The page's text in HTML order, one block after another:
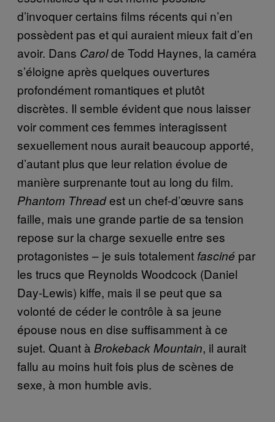
d’invoquer certains films récents qui n’en
possèdent pas et qui auraient mieux fait d’en
avoir. Dans Carolde Todd Haynes, la caméra
s’éloigne après quelques ouvertures
profondément romantiques et plutôt
discrètes. Il semble évident que nous laisser
voir comment ces femmes interagissent
sexuellement nous aurait beaucoup apporté,
d’autant plus que leur relation évolue de
manière surprenante tout au long du film.
Phantom Threadest un chef-d’œuvre sans
faille, mais une grande partie de sa tension
repose sur la charge sexuelle entre ses
protagonistes – je suis totalement fasciné par
les trucs que Reynolds Woodcock (Daniel
Day-Lewis) kiffe, mais il se peut que sa
volonté de céder le contrôle à sa jeune
épouse nous en dise suffisamment à ce
sujet. Quant à Brokeback Mountain, il aurait
fallu au moins huit fois plus de scènes de
sexe, à mon humble avis.